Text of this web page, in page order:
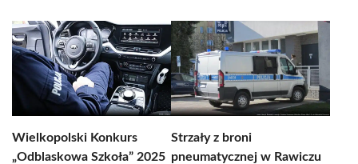
Wielkopolski Konkurs
„Odblaskowa Szkoła” 2025
Strzały z broni
pneumatycznej w Rawiczu